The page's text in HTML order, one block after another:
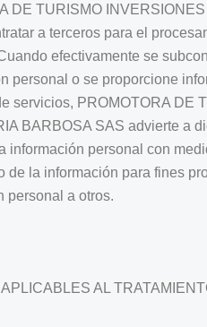
DE TURISMO
a terceros para el
efectivamente se
personal o se proporcione
servicios, PROMOTORA DE
BARBOSA SAS advierte a
información personal con
de la información para fines
personal a otros.
AL